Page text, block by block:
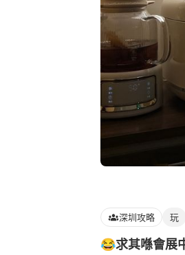
深圳攻略 玩
😂求其喺會展